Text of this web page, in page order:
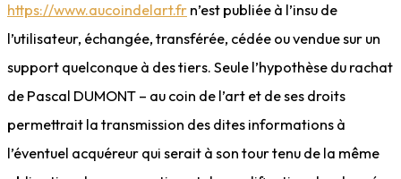
https://www.aucoindelart.fr n’est publiée à l’insu de
l’utilisateur, échangée, transférée, cédée ou vendue sur un
support quelconque à des tiers. Seule l’hypothèse du rachat
de Pascal DUMONT – au coin de l’art et de ses droits
permettrait la transmission des dites informations à
l’éventuel acquéreur qui serait à son tour tenu de la même